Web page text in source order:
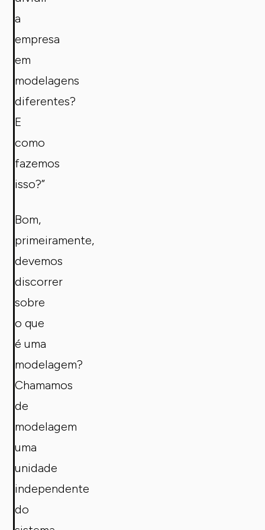
a
empresa
em
modelagens
diferentes?
E
como
fazemos
isso?”
Bom,
primeiramente,
devemos
discorrer
sobre
o que
é uma
modelagem?
Chamamos
de
modelagem
uma
unidade
independente
do